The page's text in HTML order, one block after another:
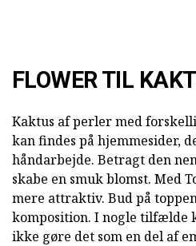
FLOWER TIL
Kaktus af perler med
kan findes på hjemmesider,
håndarbejde. Betragt den
skabe en smuk blomst. Med
mere attraktiv. Bud på
komposition. I nogle tilfælde
ikke gøre det som en del af